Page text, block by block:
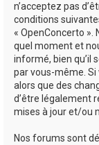
n’acceptez pas
conditions
« OpenConcerto ».
quel moment et
informé, bien qu’il
par vous-même. Si
alors que des
d’être légalement
mises à jour et/ou
Nos forums sont